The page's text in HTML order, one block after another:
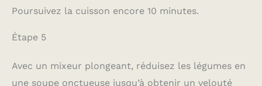
Poursuivez la cuisson encore 10 minutes.
Étape 5
Avec un mixeur plongeant, réduisez les légumes en
une soupe onctueuse jusqu’à obtenir un velouté